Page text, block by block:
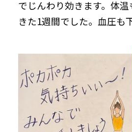
でじんわり効きます。体
きた1週間でした。血圧も